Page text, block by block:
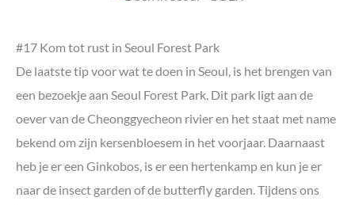
#17 Kom tot rust in Seoul Forest Park
De laatste tip voor wat te doen in Seoul, is het brengen van
een bezoekje aan Seoul Forest Park. Dit park ligt aan de
oever van de Cheonggyecheon rivier en het staat met name
bekend om zijn kersenbloesem in het voorjaar. Daarnaast
heb je er een Ginkobos, is er een hertenkamp en kun je er
naar de insect garden of de butterfly garden. Tijdens ons